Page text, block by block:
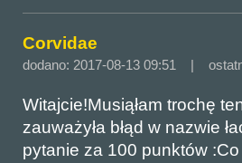
Corvidae
dodano: 2017-08-13 09:51 |
Witajcie!Musiąłam trochę
zauważyła błąd w nazwie
pytanie za 100 punktów